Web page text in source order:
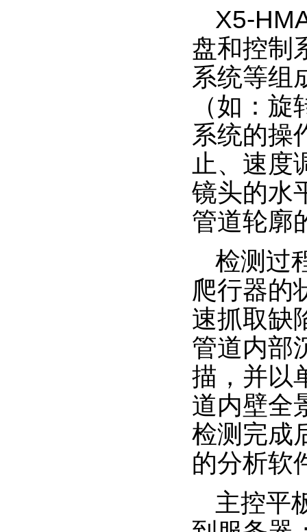
X5-
盘和控制
系统等组
（如：
系统的操
止、速度
镜头的水
管道轮廓
检测过
爬行器的
速抓取缺
管道内部
描，并以
道内壁全
检测完成
的分析软
主控平